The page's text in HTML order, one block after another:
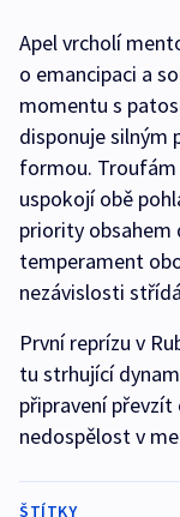
Apel vrcholí
o emancipaci a
momentu s
disponuje silným
formou. Troufám
uspokojí obě
priority obsahem
temperament
nezávislosti
První reprízu v
tu strhující
připravení převzít
nedospělost v
ŠTÍTKY